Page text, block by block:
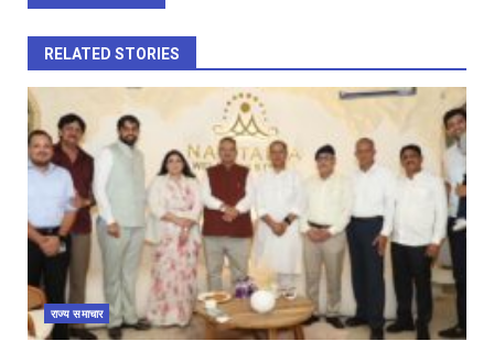
RELATED STORIES
राज्य समाचार